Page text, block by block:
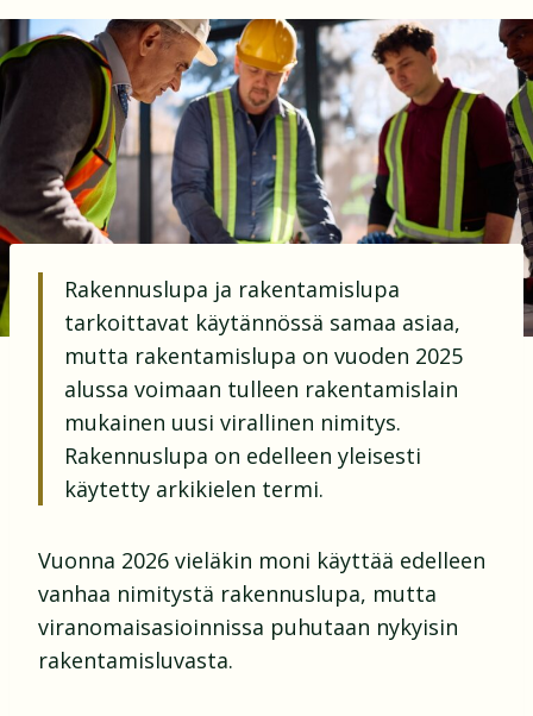
Rakennuslupa ja rakentamislupa
tarkoittavat käytännössä samaa asiaa,
mutta rakentamislupa on vuoden 2025
alussa voimaan tulleen rakentamislain
mukainen uusi virallinen nimitys.
Rakennuslupa on edelleen yleisesti
käytetty arkikielen termi.
Vuonna 2026 vieläkin moni käyttää edelleen
vanhaa nimitystä rakennuslupa, mutta
viranomaisasioinnissa puhutaan nykyisin
rakentamisluvasta.